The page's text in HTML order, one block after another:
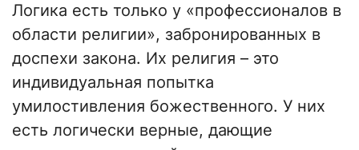
Логика есть только у «профессионалов в
области религии», забронированных в
доспехи закона. Их религия – это
индивидуальная попытка
умилостивления божественного. У них
есть логически верные, дающие